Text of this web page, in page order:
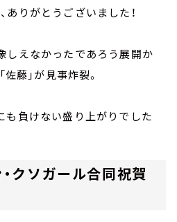
ありがとうございました！
しえなかったであろう展開か
佐藤」が見事炸裂。
も負けない盛り上がりでした
クソガール合同祝賀